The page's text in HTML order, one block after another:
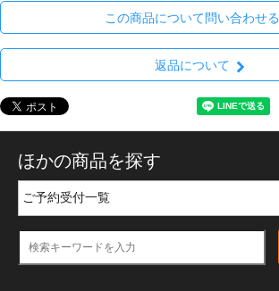
この商品について問い合わせる
返品について
ほかの商品を探す